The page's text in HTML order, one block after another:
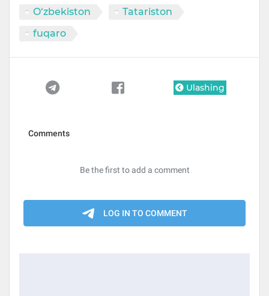
O‘zbekiston
Tatariston
fuqaro
Ulashing